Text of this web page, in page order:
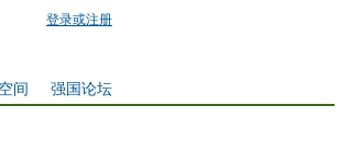
登录或注册
强国论坛
间